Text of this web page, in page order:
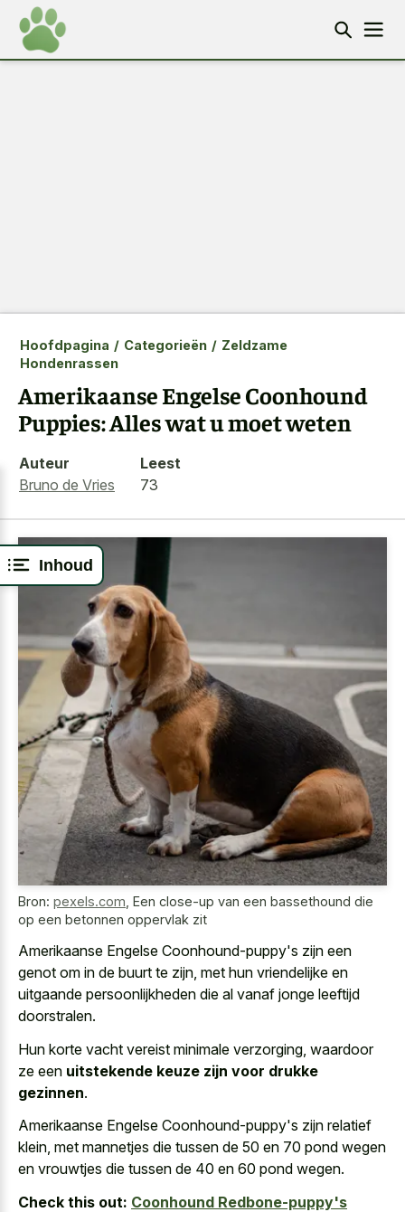
Inhoud
Hoofdpagina / Categorieën / Zeldzame
Hondenrassen
Amerikaanse Engelse Coonhound
Puppies: Alles wat u moet weten
Auteur
Bruno de Vries
Leest
73
Bron: pexels.com Een close-up van een bassethound die
op een betonnen oppervlak zit
Amerikaanse Engelse Coonhound-puppy's zijn een
genot om in de buurt te zijn, met hun vriendelijke en
uitgaande persoonlijkheden die al vanaf jonge leeftijd
doorstralen.
Hun korte vacht vereist minimale verzorging, waardoor
ze een uitstekende keuze zijn voor drukke
gezinnen.
Amerikaanse Engelse Coonhound-puppy's zijn relatief
klein, met mannetjes die tussen de 50 en 70 pond wegen
en vrouwtjes die tussen de 40 en 60 pond wegen.
Check this out: Coonhound Redbone-puppy's